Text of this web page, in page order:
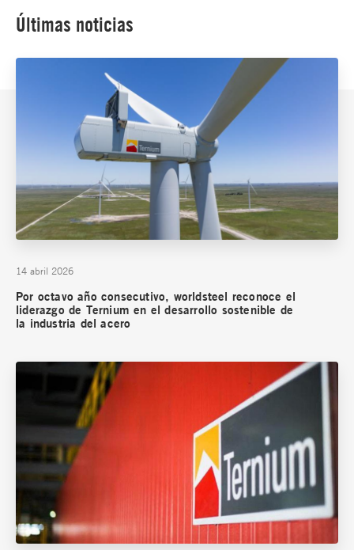
Últimas noticias
14 abril 2026
Por octavo año consecutivo, worldsteel reconoce el
liderazgo de Ternium en el desarrollo sostenible de
la industria del acero